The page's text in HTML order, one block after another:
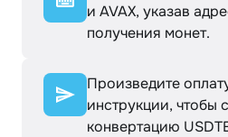
и AVAX, указав
получения монет.
Произведите
инструкции, чтобы
конвертацию